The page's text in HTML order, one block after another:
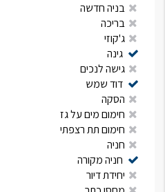
בניה חדשה
בריכה
ג'קוזי
גינה
גישה לנכים
דוד שמש
הסקה
חימום מים על גז
חימום תת רצפתי
חניה
חניה מקורה
יחידת דיור